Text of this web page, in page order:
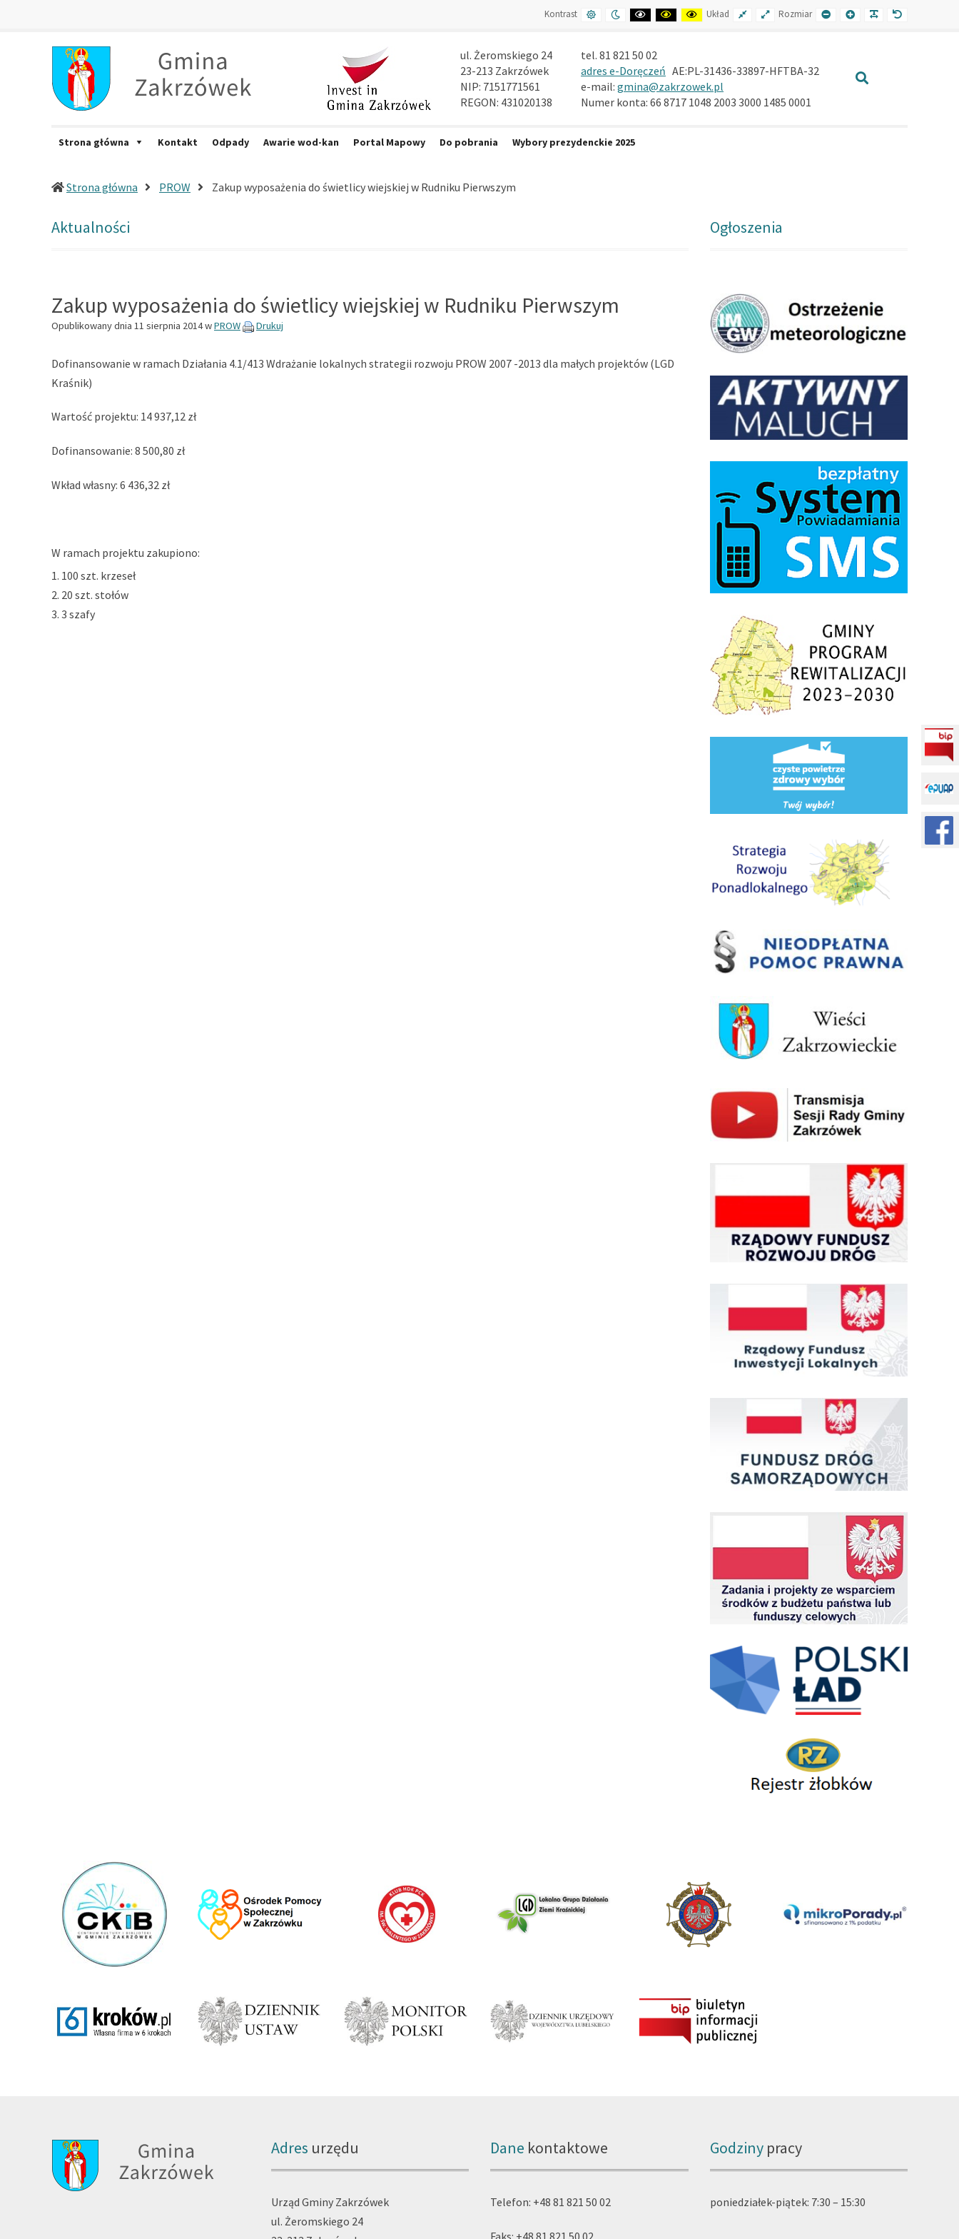
internetowa
Zakrzówek
Kontrast DEFAULT
CONTRAST
NIGHT
CONTRAST
BLACK
AND
BLACK
AND
YELLOW
AND
Układ FIXED
LAYOUT
WIDERozmiar SMALLER
FONT
LARGER
FONT
READABLE
FONT
DEFAULT
ul. Żeromskiego 24
23-213 Zakrzówek
NIP: 7151771561
REGON: 431020138
tel. 81 821 50 02
adres e-Doręczeń AE:PL-31436-33897-HFTBA-32
e-mail: gmina@zakrzowek.pl
Numer konta: 66 8717 1048 2003 3000 1485 0001
Strona główna Kontakt Odpady Awarie wod-kan Portal Mapowy Do pobrania Wybory prezydenckie 2025
Strona główna PROW Zakup wyposażenia do świetlicy wiejskiej w Rudniku Pierwszym
Aktualności
Zakup wyposażenia do świetlicy wiejskiej w Rudniku Pierwszym
Opublikowany dnia 11 sierpnia 2014wPROW Drukuj
Dofinansowanie w ramach Działania 4.1/413 Wdrażanie lokalnych strategii rozwoju PROW 2007 -2013 dla małych projektów (LGD
Kraśnik)
Wartość projektu: 14 937,12 zł
Dofinansowanie: 8 500,80 zł
Wkład własny: 6 436,32 zł
W ramach projektu zakupiono:
100 szt. krzeseł
20 szt. stołów
3 szafy
Ogłoszenia
Adres urzędu
Urząd Gminy Zakrzówek
ul. Żeromskiego 24
Dane kontaktowe
Telefon: +48 81 821 50 02
Godziny pracy
poniedziałek-piątek: 7:30 – 15:30